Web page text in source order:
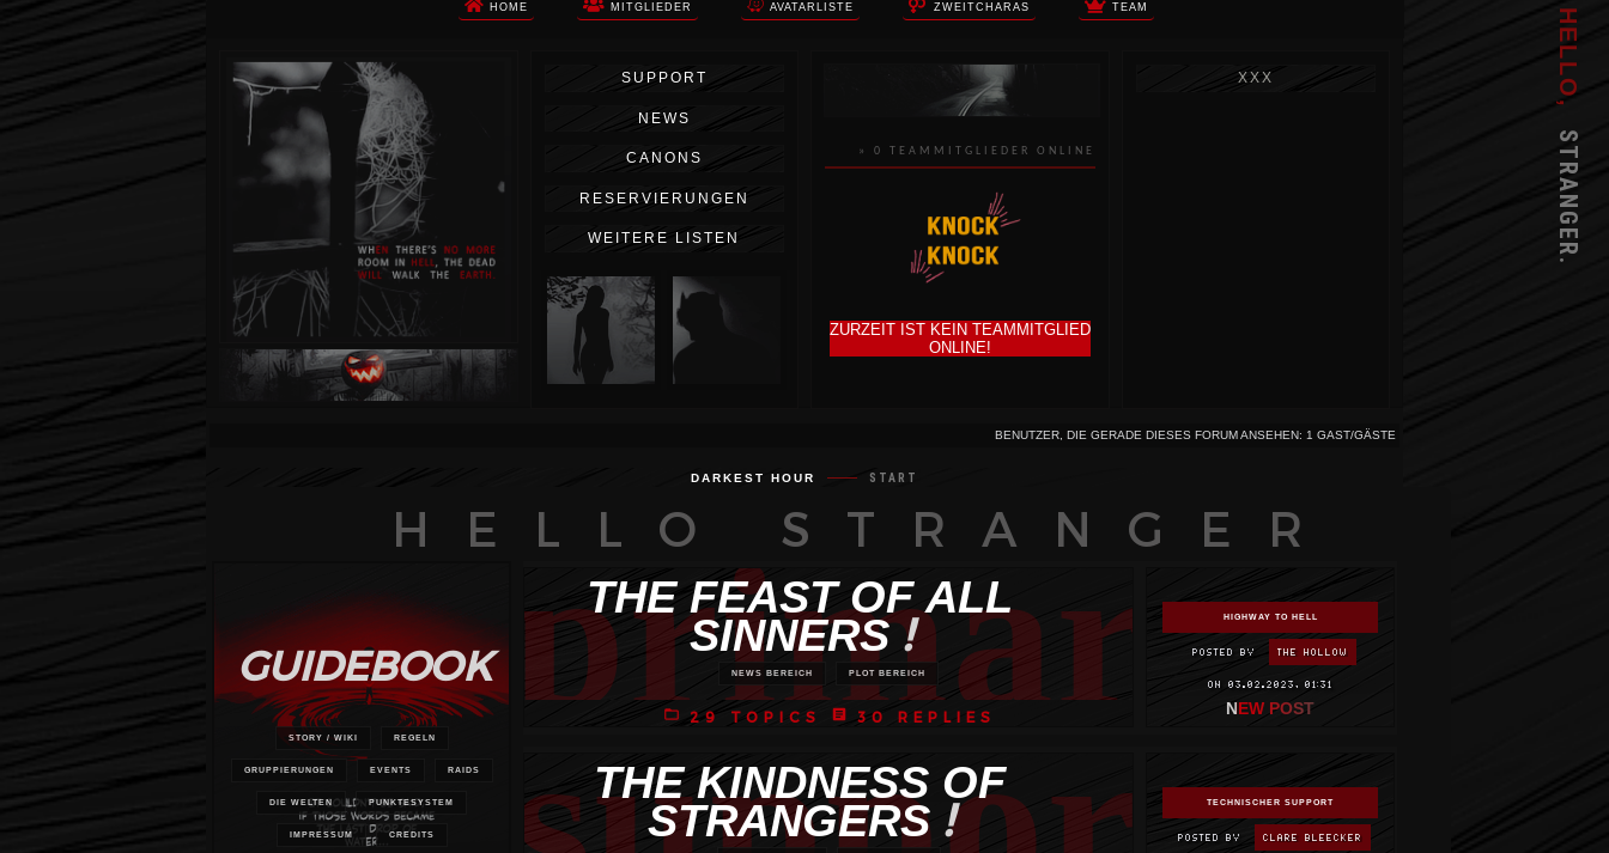
HELLO,
STRANGER.
HOME MITGLIEDER AVATARLISTE ZWEITCHARAS TEAM
Die Apokalypse. Das ist das Wort,
das Ihnen in den Sinn kommt, als
Sie auf dem Boden aufwachen, Ihr
Körper schmerzt und Ihr Geist
wird von alptraumhaften
Erinnerungen überflutet. Vor
wenigen Augenblicken hatten Sie
noch ein ruhiges Leben geführt.
Dann begann die Erde unter Ihren
Füßen zu beben. Um Sie herum
stürzte alles ein. Die Berge
zerbrachen. Die Städte waren
nicht mehr. Die Ozeane
verschlangen alles. Tausende von
Menschen starben in weniger als
60 Sekunden. Dann wurde es
stockfinster. Aber jetzt sind Sie
hier und leben. Aber definitiv
Ein Blitz am Himmel lässt Sie den
Kopf heben und Ihnen wird klar,
dass Ihre Reise noch lange nicht
SUPPORT
NEWS
CANONS
RESERVIERUNGEN
WEITERE LISTEN
» 0 TEAMMITGLIEDER ONLINE
ZURZEIT IST KEIN TEAMMITGLIED
ONLINE!
XXX
BENUTZER, DIE GERADE DIESES FORUM ANSEHEN: 1 GAST/GÄSTE
DARKEST HOUR START
HELLO STRANGER
GUIDEBOOK
STORY / WIKI REGELN
GRUPPIERUNGEN EVENTS RAIDS
DIE WELTEN PUNKTESYSTEM
IMPRESSUM CREDITS
primary
THE FEAST OF ALL
SINNERS!
NEWS BEREICH PLOT BEREICH
folder_open 29 TOPICS article 30 REPLIES
HIGHWAY TO HELL
POSTED BY THE HOLLOW
ON 03.02.2023, 01:31
THE KINDNESS OF
STRANGERS ! TECHNISCHER SUPPORT
POSTED BY CLARE BLEECKER